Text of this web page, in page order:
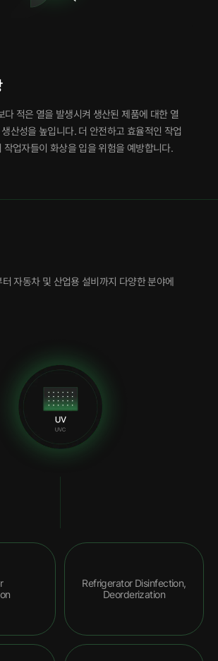
다 적은 열을 발생시켜 생산된 제품에 대한 열
산성을 높입니다. 더 안전하고 효율적인 작업
작업자들이 화상을 입을 위험을 예방합니다.
자동차 및 산업용 설비까지 다양한 분야에
Refrigerator Disinfection,
Deorderization